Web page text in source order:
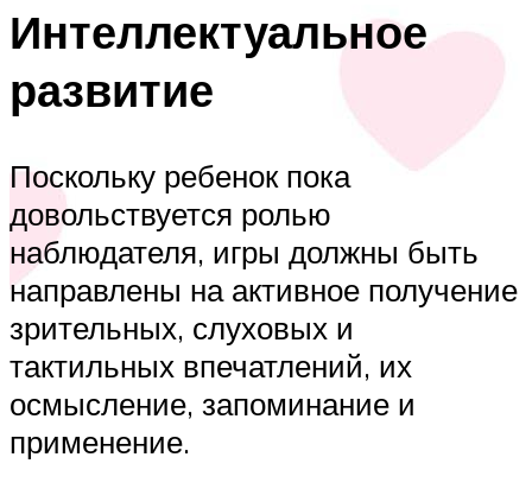
Интеллектуальное
развитие
Поскольку ребенок пока
довольствуется ролью
наблюдателя, игры должны быть
направлены на активное получение
зрительных, слуховых и
тактильных впечатлений, их
осмысление, запоминание и
применение.